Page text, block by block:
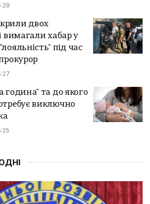
двох
вимагали хабар у
під час
година" та до якого
виключно